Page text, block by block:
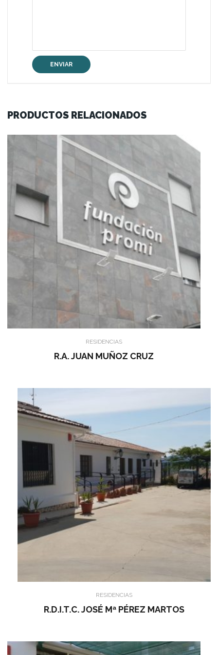
ENVIAR
PRODUCTOS RELACIONADOS
RESIDENCIAS
R.A. JUAN MUÑOZ CRUZ
RESIDENCIAS
R.D.I.T.C. JOSÉ Mª PÉREZ MARTOS